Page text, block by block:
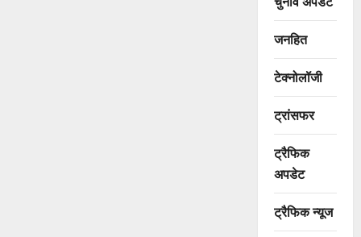
जनहित
टेक्नोलॉजी
ट्रांसफर
ट्रैफिक
अपडेट
ट्रैफिक न्यूज